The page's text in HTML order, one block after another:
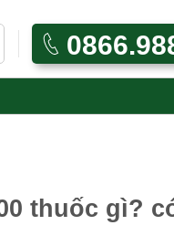
thuốc gì?